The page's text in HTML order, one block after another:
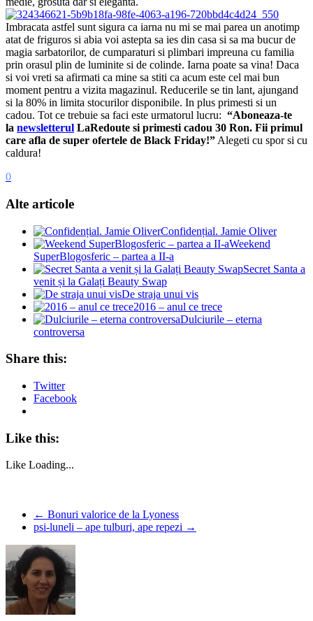
Imbracata astfel sunt sigura ca iarna nu mi se mai parea un anotimp
atat de friguros si abia voi astepta sa ies din casa si sa ma bucur de
magia sarbatorilor, de cumparaturi si plimbari impreuna cu familia
prin orasul plin de luminite si de colinde. Iarna poate sa vina! Daca
si voi vreti sa afirmati ca mine sa stiti ca acum este cel mai bun
moment pentru a vizita magazinul. Reducerile se tin lant, ajungand
si la 80% in limita stocurilor disponibile. In plus primesti si un
cadou. Tot ce trebuie sa faci este urmatorul lucru: “Aboneaza-te
la newsletterul LaRedoute si primesti cadou 30 Ron. Fii primul
care afla de super ofertele de Black Friday!” Alegeti cu spor si cu
caldura!
0
Alte articole
Confidențial. Jamie Oliver
Weekend
SuperBlogosferic – partea a II-a
Secret Santa a
venit și la Galați Beauty Swap
De straja unui vis
2016 – anul ce trece
Dulciurile – eterna
controversa
Share this:
Twitter
Facebook
Like this:
Like Loading...
← Bonuri valorice de la Lyoness
psi-luneli – ape tulburi, ape repezi →